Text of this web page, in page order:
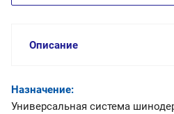
Описание
Назначение:
Универсальная система